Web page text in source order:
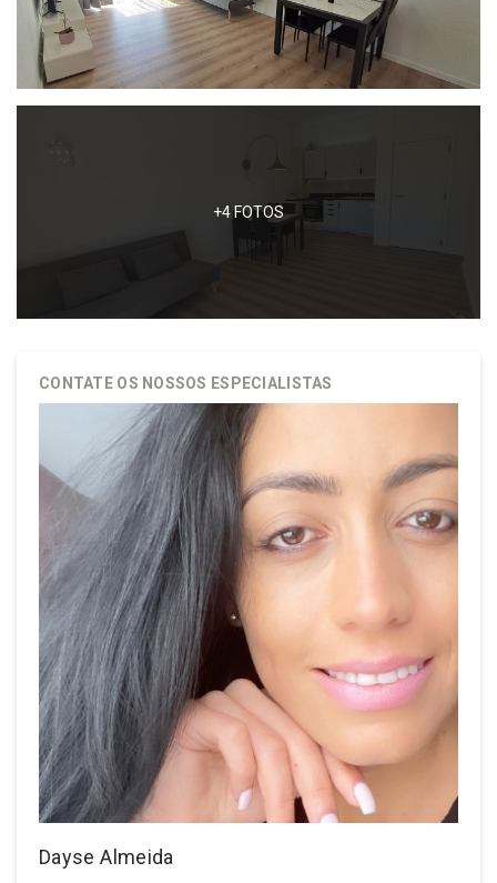
DAYSE ALMEIDA – IMOBILIÁRIA
PROPRIEDADES
SERVIÇOS
FAQ
CONTACTOS
+4 FOTOS
CONTATE OS NOSSOS ESPECIALISTAS
Dayse Almeida